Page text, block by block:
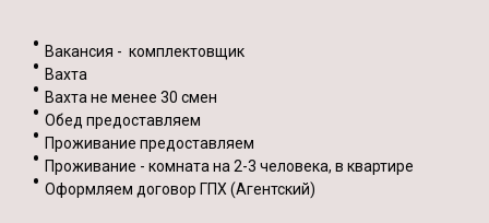
Вакансия - комплектовщик
Вахта
Вахта не менее 30 смен
Обед предоставляем
Проживание предоставляем
Проживание - комната на 2-3 человека, в квартире
Оформляем договор ГПХ (Агентский)